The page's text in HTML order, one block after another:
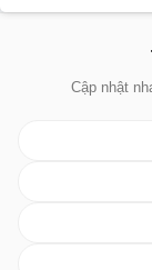
Cập nhật